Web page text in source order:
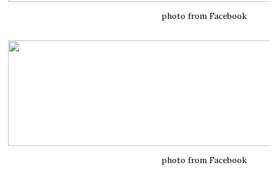
photo from Facebook
photo from Facebook